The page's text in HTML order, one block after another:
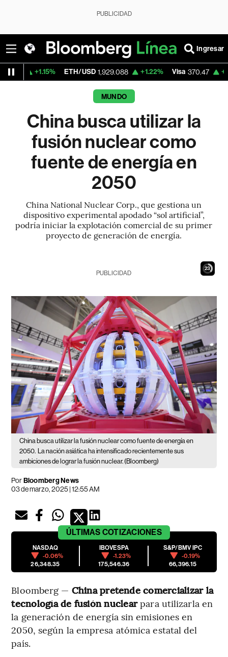
PUBLICIDAD
Ingresar
ETH/USD 1,929.088 +1.22% Visa 370.47 +0.52%
MUNDO
China busca utilizar la
fusión nuclear como
fuente de energía en
2050
China National Nuclear Corp., que gestiona un
dispositivo experimental apodado “sol artificial”,
podría iniciar la explotación comercial de su primer
proyecto de generación de energía.
22
PUBLICIDAD
China busca utilizar la fusión nuclear como fuente de energía en
2050.
La nación asiática ha intensificado recientemente sus
ambiciones de lograr la fusión nuclear. (Bloomberg)
PorBloomberg News
03 de marzo, 2025 | 12:55 AM
ÚLTIMAS COTIZACIONES
NASDAQ
-0.06%
26,348.35
IBOVESPA
-1.23%
175,546.36
S&P/BMV IPC
-0.19%
66,396.15
Bloomberg — China pretende comercializar la
tecnología de fusión nuclearpara utilizarla en
la generación de energía sin emisiones en
2050, según la empresa atómica estatal del
país.